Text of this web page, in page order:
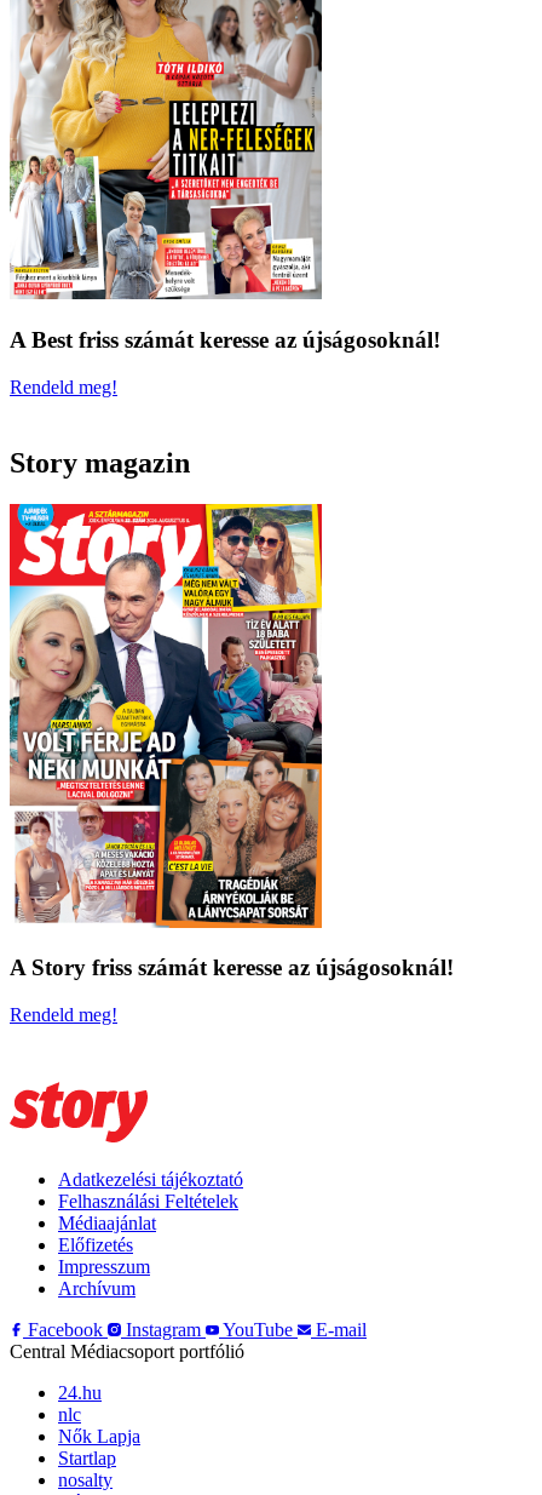
A Best friss számát keresse az újságosoknál!
Rendeld meg!
Story magazin
A Story friss számát keresse az újságosoknál!
Rendeld meg!
Adatkezelési tájékoztató
Felhasználási Feltételek
Médiaajánlat
Előfizetés
Impresszum
Archívum
Facebook
Instagram YouTube
E-mail
Central Médiacsoport portfólió
24.hu
nlc
Nők Lapja
Startlap
nosalty